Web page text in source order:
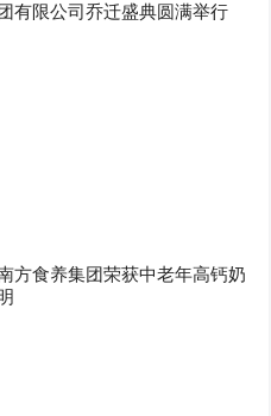
有限公司乔迁盛典圆满举行
方食养集团荣获中老年高钙奶